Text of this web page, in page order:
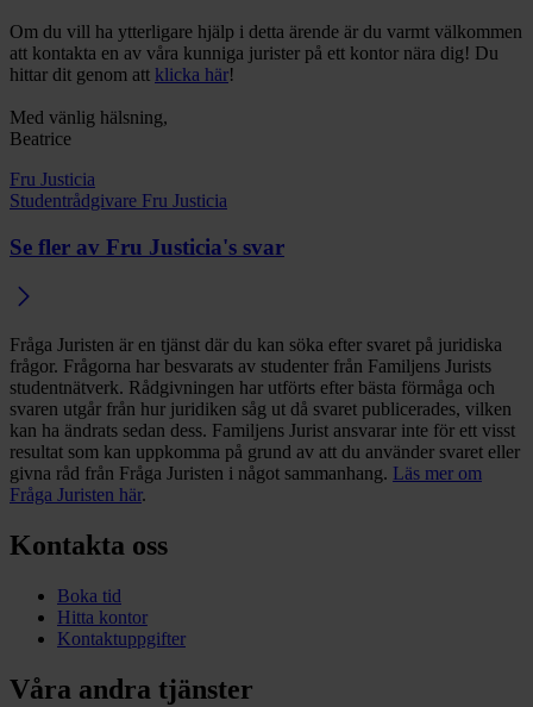
Om du vill ha ytterligare hjälp i detta ärende är du varmt välkommen
att kontakta en av våra kunniga jurister på ett kontor nära dig! Du
hittar dit genom att klicka här!
Med vänlig hälsning,
Beatrice
Fru Justicia
Studentrådgivare Fru Justicia
Se fler av Fru Justicia's svar
Fråga Juristen är en tjänst där du kan söka efter svaret på juridiska
frågor. Frågorna har besvarats av studenter från Familjens Jurists
studentnätverk. Rådgivningen har utförts efter bästa förmåga och
svaren utgår från hur juridiken såg ut då svaret publicerades, vilken
kan ha ändrats sedan dess. Familjens Jurist ansvarar inte för ett visst
resultat som kan uppkomma på grund av att du använder svaret eller
givna råd från Fråga Juristen i något sammanhang. Läs mer om
Fråga Juristen här.
Kontakta oss
Boka tid
Hitta kontor
Kontaktuppgifter
Våra andra tjänster